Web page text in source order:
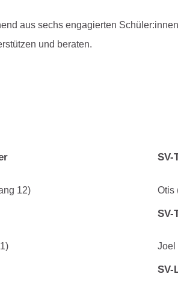
aus sechs engagierten
und beraten.
12)
SV-
Otis
SV-
Joel
SV-